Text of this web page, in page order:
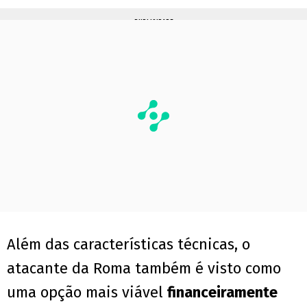
PUBLICIDADE
Além das características técnicas, o
atacante da Roma também é visto como
uma opção mais viável financeiramente